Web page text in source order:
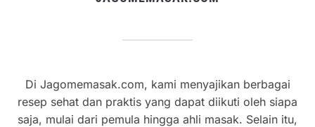
Di Jagomemasak.com, kami menyajikan berbagai
resep sehat dan praktis yang dapat diikuti oleh siapa
saja, mulai dari pemula hingga ahli masak. Selain itu,